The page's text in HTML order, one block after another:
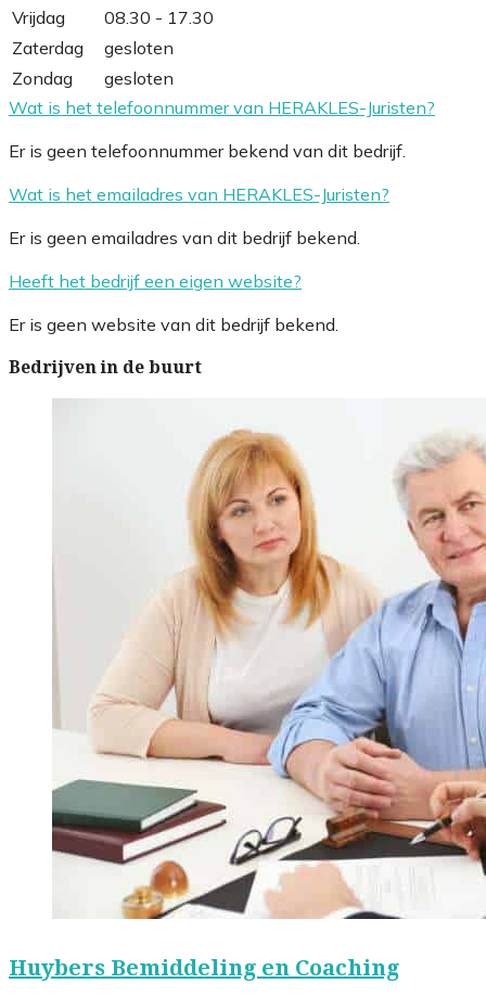
Vrijdag
08.30 - 17.30
Zaterdag
gesloten
Zondag
gesloten
Wat is het telefoonnummer van HERAKLES-Juristen?
Er is geen telefoonnummer bekend van dit bedrijf.
Wat is het emailadres van HERAKLES-Juristen?
Er is geen emailadres van dit bedrijf bekend.
Heeft het bedrijf een eigen website?
Er is geen website van dit bedrijf bekend.
Bedrijven in de buurt
Huybers Bemiddeling en Coaching